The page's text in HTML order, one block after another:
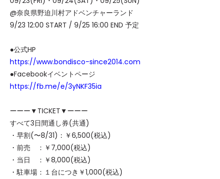
@奈良県野迫川村アドベンチャーランド
9/23 12:00 START / 9/25 16:00 END 予定
●公式HP
https://www.bondisco-since2014.com
●Facebookイベントページ
https://fb.me/e/3yNKF35ia
ーーー▼TICKET▼ーーー
すべて3日間通し券(共通)
・早割(〜8/31)：￥6,500(税込)
・前売 ：￥7,000(税込)
・当日 ：￥8,000(税込)
・駐車場：１台につき￥1,000(税込)